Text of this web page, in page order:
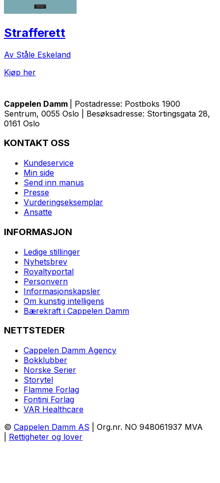
Strafferett
Av Ståle Eskeland
Kjøp her
Cappelen Damm
| Postadresse: Postboks 1900
Sentrum, 0055 Oslo | Besøksadresse: Stortingsgata 28,
0161 Oslo
KONTAKT OSS
Kundeservice
Min side
Send inn manus
Presse
Vurderingseksemplar
Ansatte
INFORMASJON
Ledige stillinger
Nyhetsbrev
Royaltyportal
Personvern
Informasjonskapsler
Om kunstig intelligens
Bærekraft i Cappelen Damm
NETTSTEDER
Cappelen Damm Agency
Bokklubber
Norske Serier
Storytel
Flamme Forlag
Fontini Forlag
VAR Healthcare
© Cappelen Damm AS | Org.nr. NO 948061937 MVA
Rettigheter og lover